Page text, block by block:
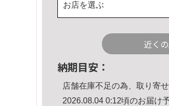
お店を選ぶ
近く
納期目安：
店舗在庫不足の為、取り寄
2026.08.04 0:12頃のお届け